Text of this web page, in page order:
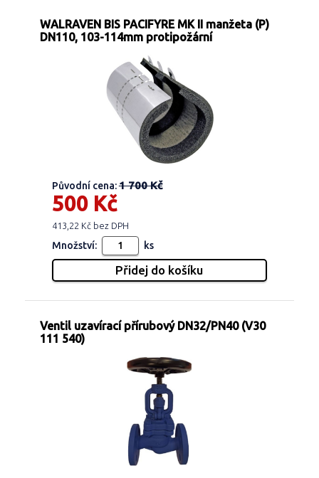
WALRAVEN BIS PACIFYRE MK II manžeta (P)
DN110, 103-114mm protipožární
Původní cena:1 700 Kč
500 Kč
413,22 Kč bez DPH
Množství: ks
Ventil uzavírací přírubový DN32/PN40 (V30
111 540)